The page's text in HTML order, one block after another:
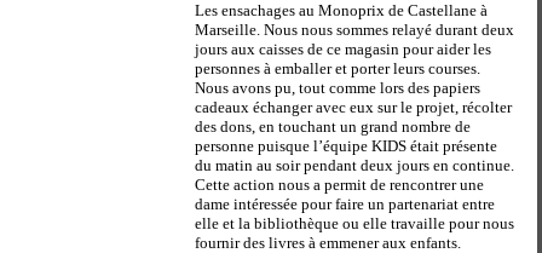
Les ensachages au Monoprix de Castellane à
Marseille. Nous nous sommes relayé durant deux
jours aux caisses de ce magasin pour aider les
personnes à emballer et porter leurs courses.
Nous avons pu, tout comme lors des papiers
cadeaux échanger avec eux sur le projet, récolter
des dons, en touchant un grand nombre de
personne puisque l’équipe KIDS était présente
du matin au soir pendant deux jours en continue.
Cette action nous a permit de rencontrer une
dame intéressée pour faire un partenariat entre
elle et la bibliothèque ou elle travaille pour nous
fournir des livres à emmener aux enfants.